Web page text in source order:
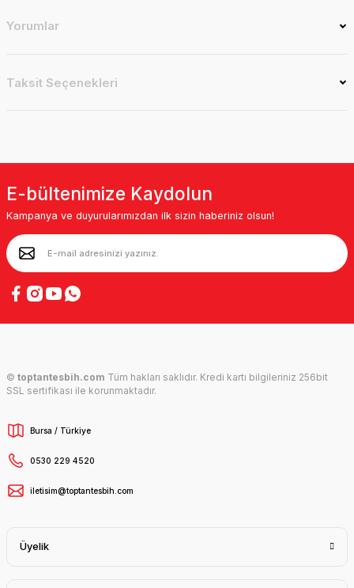
Yorumlar
Taksit Seçenekleri
E-bültenimize Kaydolun
Kampanya ve duyurularımızdan ilk sizin haberiniz olsun!
© toptantesbih.com Tüm hakları saklıdır. Kredi kartı bilgileriniz 256bit
SSL sertifikası ile korunmaktadır.
Bursa / Türkiye
0530 229 4520
iletisim@toptantesbih.com
Üyelik